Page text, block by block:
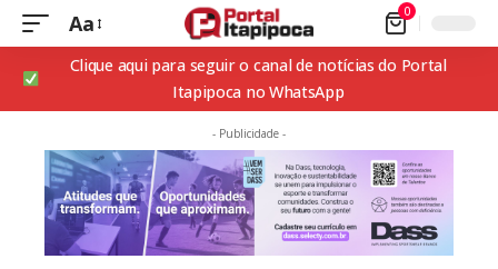
Aa 0
Clique aqui para seguir o canal de notícias do Portal
Itapipoca no WhatsApp
- Publicidade -